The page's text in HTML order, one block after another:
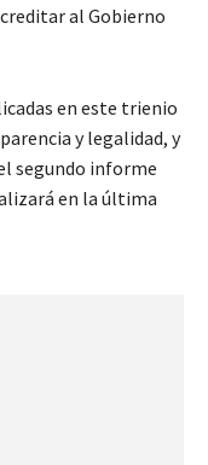
al Gobierno
en este trienio
y legalidad, y
segundo informe
en la última